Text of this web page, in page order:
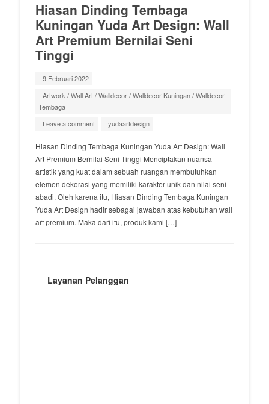
Hiasan Dinding Tembaga
Kuningan Yuda Art Design: Wall
Art Premium Bernilai Seni
Tinggi
9 Februari 2022
Artwork/Wall Art/Walldecor/Walldecor Kuningan/Walldecor
Tembaga
Leave a comment
yudaartdesign
Hiasan Dinding Tembaga Kuningan Yuda Art Design: Wall
Art Premium Bernilai Seni Tinggi Menciptakan nuansa
artistik yang kuat dalam sebuah ruangan membutuhkan
elemen dekorasi yang memiliki karakter unik dan nilai seni
abadi. Oleh karena itu, Hiasan Dinding Tembaga Kuningan
Yuda Art Design hadir sebagai jawaban atas kebutuhan wall
art premium. Maka dari itu, produk kami […]
Layanan Pelanggan